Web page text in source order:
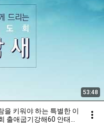
53:48
키워야 하는 특별한 이
출애굽기강해60 안태훈